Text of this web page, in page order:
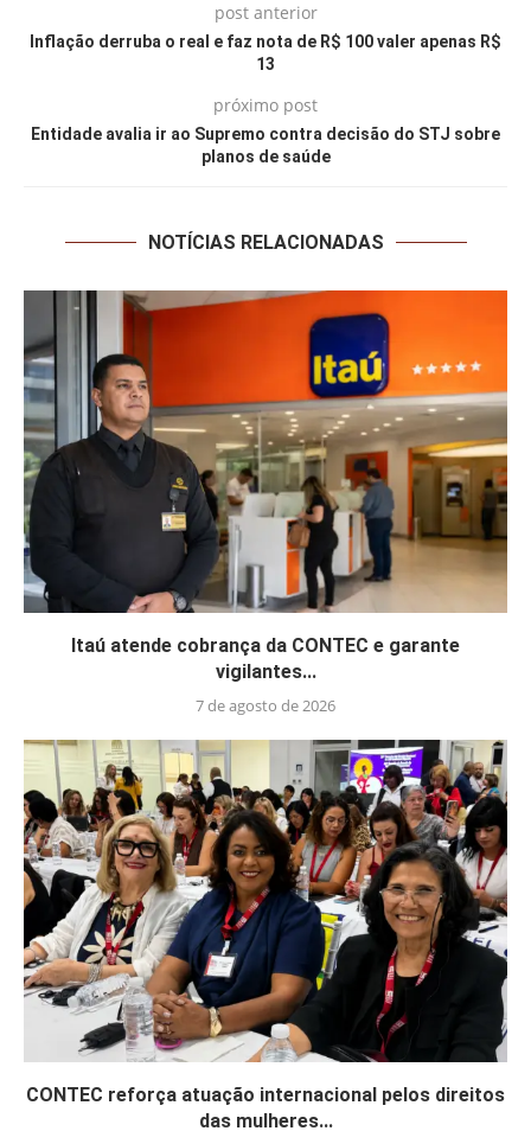
post anterior
Inflação derruba o real e faz nota de R$ 100 valer apenas R$
13
próximo post
Entidade avalia ir ao Supremo contra decisão do STJ sobre
planos de saúde
NOTÍCIAS RELACIONADAS
Itaú atende cobrança da CONTEC e garante
vigilantes...
7 de agosto de 2026
CONTEC reforça atuação internacional pelos direitos
das mulheres...